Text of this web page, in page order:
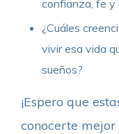
confianza, fe y
¿Cuáles
vivir esa vida
sueños?
¡Espero que
conocerte